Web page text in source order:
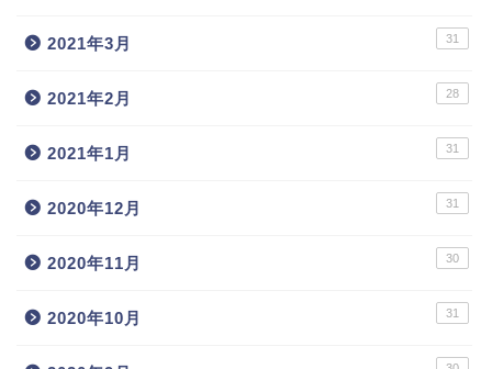
2021年3月 31
2021年2月 28
2021年1月 31
2020年12月 31
2020年11月 30
2020年10月 31